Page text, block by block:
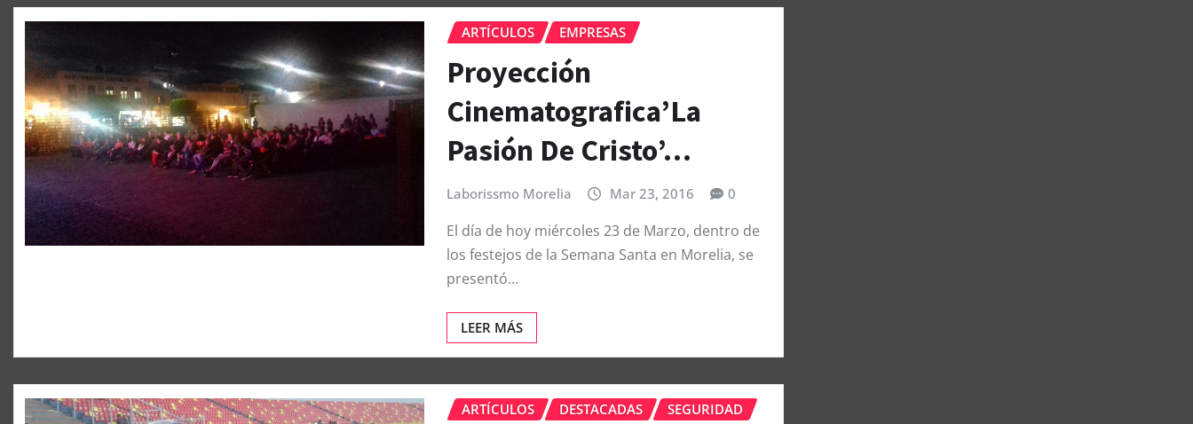
ARTÍCULOS EMPRESAS
Proyección
Cinematografica’La
Pasión De Cristo’…
Laborissmo Morelia Mar 23, 2016 0
El día de hoy miércoles 23 de Marzo, dentro de
los festejos de la Semana Santa en Morelia, se
presentó…
LEER MÁS
ARTÍCULOS DESTACADAS SEGURIDAD